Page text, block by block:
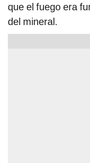
que el fuego era
del mineral.